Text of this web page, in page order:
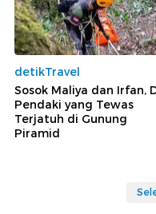
detikTravel
Sosok Maliya dan Irfan,
Pendaki yang Tewas
Terjatuh di Gunung
Piramid